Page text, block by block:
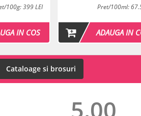
100g: 399 LEI
IN COS
Pret/100ml:
ADAUGA IN
Cataloage si brosuri
5.00